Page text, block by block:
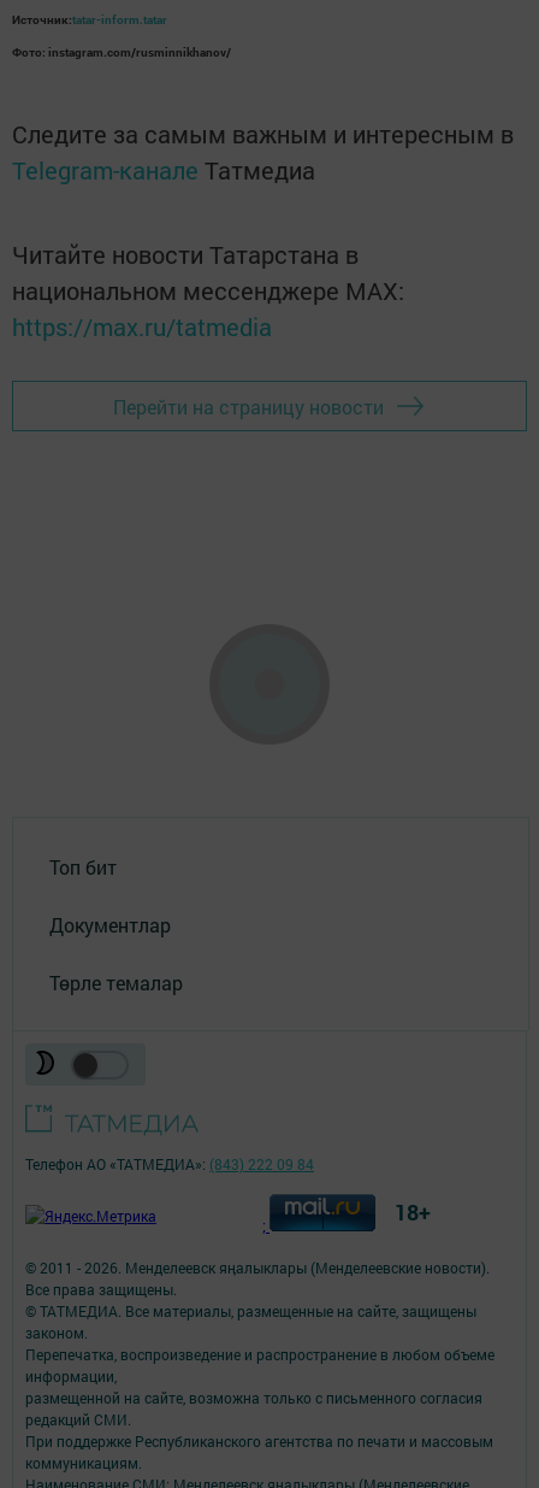
Источник:tatar-inform.tatar
Фото: instagram.com/rusminnikhanov/
Следите за самым важным и интересным в
Telegram-канале Татмедиа
Читайте новости Татарстана в
национальном мессенджере MАХ:
https://max.ru/tatmedia
Перейти на страницу новости
Топ бит
Документлар
Төрле темалар
© 2011 - 2026. Менделеевск яӊалыклары (Менделеевские новости).
Все права защищены.
© ТАТМЕДИА. Все материалы, размещенные на сайте, защищены
законом.
Перепечатка, воспроизведение и распространение в любом объеме
информации,
размещенной на сайте, возможна только с письменного согласия
редакций СМИ.
При поддержке Республиканского агентства по печати и массовым
коммуникациям.
Наименование СМИ: Менделеевск яӊалыклары (Менделеевские
Телефон АО «ТАТМЕДИА»: (843) 222 09 84
; 18+